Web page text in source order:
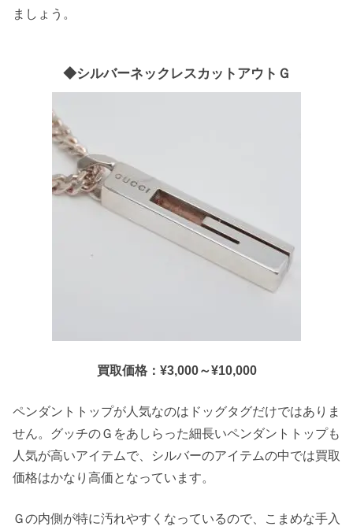
ましょう。
◆シルバーネックレスカットアウトＧ
買取価格：¥3,000～¥10,000
ペンダントトップが人気なのはドッグタグだけではありま
せん。グッチのＧをあしらった細長いペンダントトップも
人気が高いアイテムで、シルバーのアイテムの中では買取
価格はかなり高価となっています。
Ｇの内側が特に汚れやすくなっているので、こまめな手入